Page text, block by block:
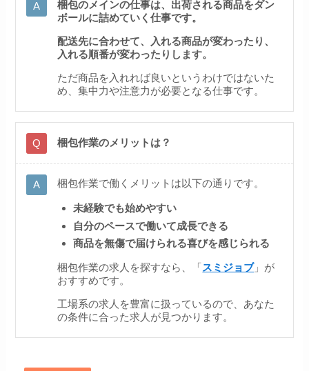
梱包のメインの仕事は、出荷される商品をダン
ボールに詰めていく仕事です。
配送先に合わせて、入れる商品が変わったり、
入れる順番が変わったりします。
ただ商品を入れれば良いというわけではないた
め、集中力や注意力が必要となる仕事です。
梱包作業のメリットは？
梱包作業で働くメリットは以下の通りです。
未経験でも始めやすい
自分のペースで働いて成長できる
商品を無傷で届けられる喜びを感じられる
梱包作業の求人を探すなら、「スミジョブ」が
おすすめです。
工場系の求人を豊富に扱っているので、あなた
の条件に合った求人が見つかります。